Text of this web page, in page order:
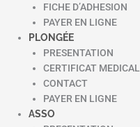
FICHE D’ADHESION
PAYER EN LIGNE
PLONGÉE
PRESENTATION
CERTIFICAT MEDICAL
CONTACT
PAYER EN LIGNE
ASSO